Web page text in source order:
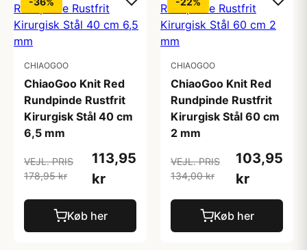
CHIAOGOO
ChiaoGoo Knit Red
Rundpinde Rustfrit
Kirurgisk Stål 40 cm
6,5 mm
VEJL. PRIS
178,95 kr
113,95
kr
Køb her
CHIAOGOO
ChiaoGoo Knit Red
Rundpinde Rustfrit
Kirurgisk Stål 60 cm
2 mm
VEJL. PRIS
134,00 kr
103,95
kr
Køb her